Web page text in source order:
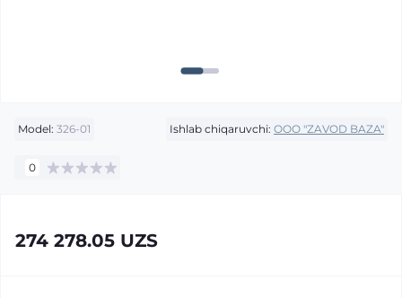
Model: 326-01 Ishlab chiqaruvchi: OOO "ZAVOD BAZA"
0
274 278.05 UZS